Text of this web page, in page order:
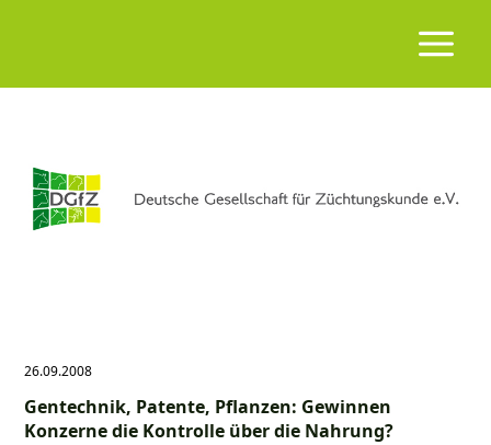
26.09.2008
Gentechnik, Patente, Pflanzen: Gewinnen
Konzerne die Kontrolle über die Nahrung?